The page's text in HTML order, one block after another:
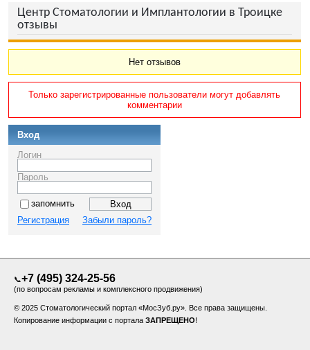
Центр Стоматологии и Имплантологии в Троицке
отзывы
Нет отзывов
Только зарегистрированные пользователи могут добавлять
комментарии
Вход
Логин
Пароль
запомнить
Регистрация
Забыли пароль?
📞+7 (495) 324-25-56
(по вопросам рекламы и комплексного продвижения)
© 2025 Стоматологический портал «МосЗуб.ру». Все права защищены.
Копирование информации с портала ЗАПРЕЩЕНО!